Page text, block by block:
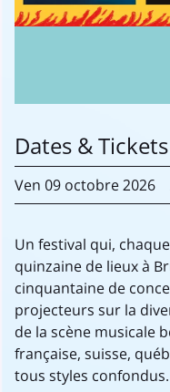
Dates & Tickets
Ven 09 octobre2026
Un festival qui,
quinzaine de lieux à
cinquantaine de
projecteurs sur la
de la scène musicale
française, suisse,
tous styles confondus.